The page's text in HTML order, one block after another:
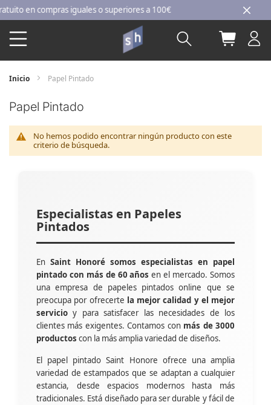
Ir
al
contenido
en compras iguales o superiores a 100€
Buscar Mi
Inicio Papel Pintado
Papel Pintado
No hemos podido encontrar ningún producto con este
criterio de búsqueda.
Especialistas en Papeles
Pintados
En Saint Honoré somos especialistas en papel
pintado con más de 60 años en el mercado. Somos
una empresa de papeles pintados online que se
preocupa por ofrecerte la mejor calidad y el mejor
servicio y para satisfacer las necesidades de los
clientes más exigentes. Contamos con más de 3000
productos con la más amplia variedad de diseños.
El papel pintado Saint Honore ofrece una amplia
variedad de estampados que se adaptan a cualquier
estancia, desde espacios modernos hasta más
tradicionales. Está diseñado para ser durable y fácil de